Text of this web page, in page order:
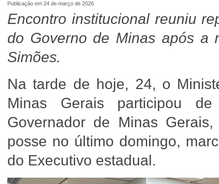
Publicação em 24 de março de 2026
Encontro institucional reuniu
do Governo de Minas após a
Simões.
Na tarde de hoje, 24, o
Minas Gerais participou
Governador de Minas
posse no último domingo,
do Executivo estadual.